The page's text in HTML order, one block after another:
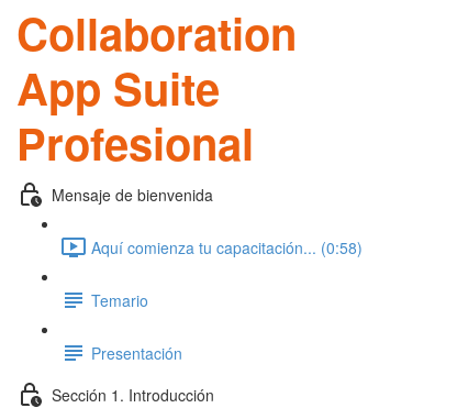
Collaboration
App Suite
Profesional
Mensaje de bienvenida
Aquí comienza tu capacitación... (0:58)
Temario
Presentación
Sección 1. Introducción